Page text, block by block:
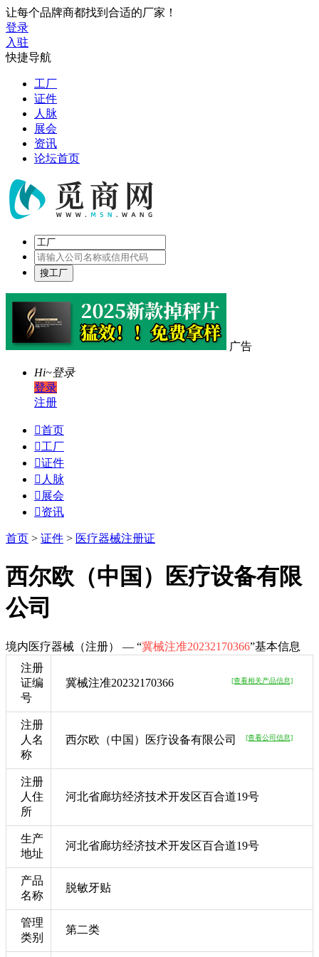
让每个品牌商都找到合适的厂家！
登录
入驻
快捷导航
工厂
证件
人脉
展会
资讯
论坛首页
广告
Hi~登录
登录
注册
首页
工厂
证件
 人脉
 展会
资讯
首页 > 证件 > 医疗器械注册证
西尔欧（中国）医疗设备有限
公司
境内医疗器械（注册） — “冀械注准20232170366”基本信息
注册
证编
号
冀械注准20232170366 [查看相关产品信息]
注册
人名
称
西尔欧（中国）医疗设备有限公司 [查看公司信息]
注册
人住
所
河北省廊坊经济技术开发区百合道19号
生产
地址
河北省廊坊经济技术开发区百合道19号
产品
名称
脱敏牙贴
管理
类别
第二类